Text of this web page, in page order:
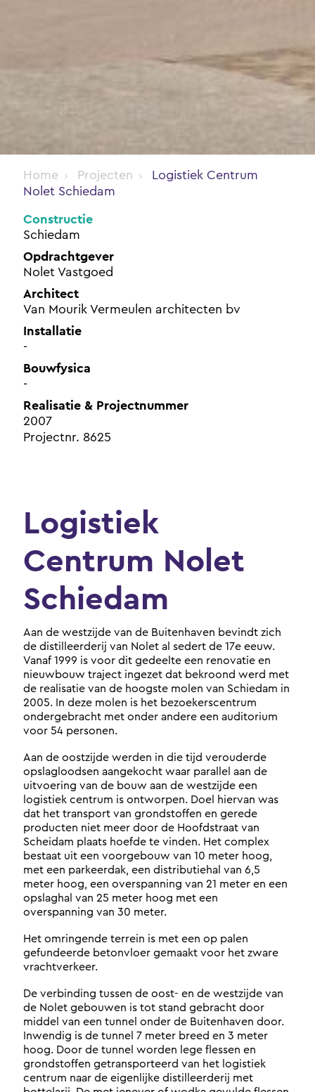
Home Projecten
Logistiek Centrum
Nolet Schiedam
Constructie
Schiedam
Opdrachtgever
Nolet Vastgoed
Architect
Van Mourik Vermeulen architecten bv
Installatie
-
Bouwfysica
-
Realisatie & Projectnummer
2007
Projectnr. 8625
Logistiek
Centrum Nolet
Schiedam
Aan de westzijde van de Buitenhaven bevindt zich
de distilleerderij van Nolet al sedert de 17e eeuw.
Vanaf 1999 is voor dit gedeelte een renovatie en
nieuwbouw traject ingezet dat bekroond werd met
de realisatie van de hoogste molen van Schiedam in
2005. In deze molen is het bezoekerscentrum
ondergebracht met onder andere een auditorium
voor 54 personen.
Aan de oostzijde werden in die tijd verouderde
opslagloodsen aangekocht waar parallel aan de
uitvoering van de bouw aan de westzijde een
logistiek centrum is ontworpen. Doel hiervan was
dat het transport van grondstoffen en gerede
producten niet meer door de Hoofdstraat van
Scheidam plaats hoefde te vinden. Het complex
bestaat uit een voorgebouw van 10 meter hoog,
met een parkeerdak, een distributiehal van 6,5
meter hoog, een overspanning van 21 meter en een
opslaghal van 25 meter hoog met een
overspanning van 30 meter.
Het omringende terrein is met een op palen
gefundeerde betonvloer gemaakt voor het zware
vrachtverkeer.
De verbinding tussen de oost- en de westzijde van
de Nolet gebouwen is tot stand gebracht door
middel van een tunnel onder de Buitenhaven door.
Inwendig is de tunnel 7 meter breed en 3 meter
hoog. Door de tunnel worden lege flessen en
grondstoffen getransporteerd van het logistiek
centrum naar de eigenlijke distilleerderij met